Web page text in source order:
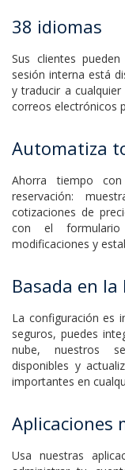
Sus clientes
sesión interna está
y traducir a
correos electrónicos
Ahorra tiempo
reservación:
cotizaciones de
con el formulario
modificaciones y
La configuración es
seguros, puedes
nube, nuestros
disponibles y
importantes en
Usa nuestras
administrar tu
reservaciones para